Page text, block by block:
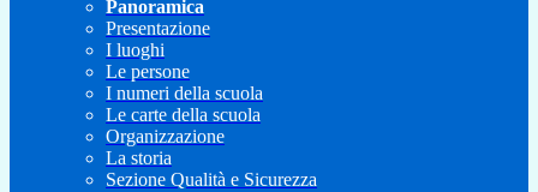
Panoramica
Presentazione
I luoghi
Le persone
I numeri della scuola
Le carte della scuola
Organizzazione
La storia
Sezione Qualità e Sicurezza